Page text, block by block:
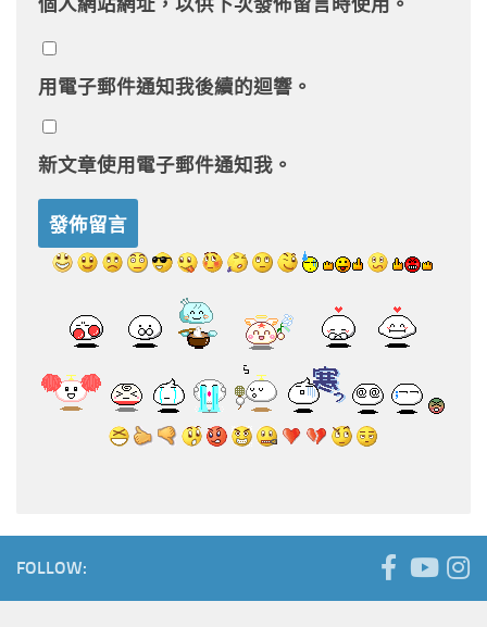
用電子郵件通知我後續的迴響。
新文章使用電子郵件通知我。
FOLLOW: